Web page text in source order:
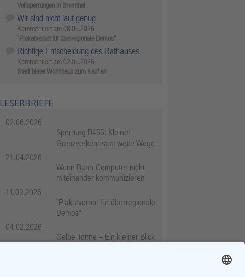
Vollsperrungen in Bremthal
Wir sind nicht laut genug
Kommentiert am 08.05.2026
"Plakatverbot für überregionale Demos"
Richtige Entscheidung des Rathauses
Kommentiert am 02.05.2026
Stadt bietet Wohnhaus zum Kauf an
LESERBRIEFE
02.06.2026
Sperrung B455: Kleiner
Grenzverkehr statt weite Wege
21.04.2026
Wenn Bahn-Computer nicht
miteinander kommunizieren
11.03.2026
"Plakatverbot für überregionale
Demos"
04.02.2026
Gelbe Tonne – Ein kleiner Blick